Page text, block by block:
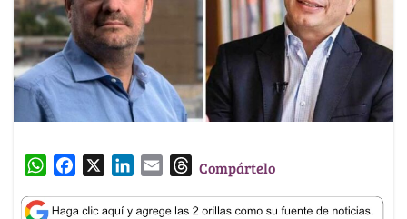
W
a
c
n
a
T
r
Compártelo